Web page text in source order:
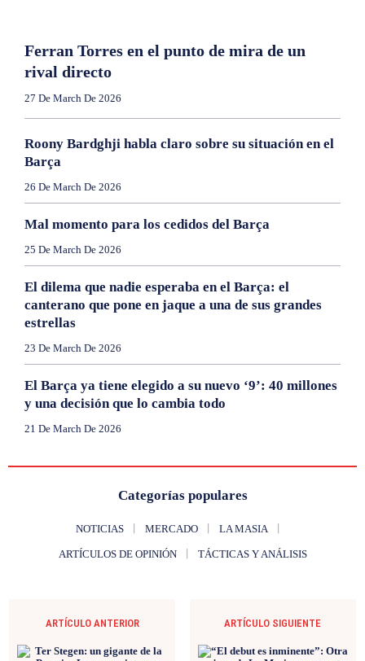
Ferran Torres en el punto de mira de un
rival directo
27 De March De 2026
Roony Bardghji habla claro sobre su situación en el
Barça
26 De March De 2026
Mal momento para los cedidos del Barça
25 De March De 2026
El dilema que nadie esperaba en el Barça: el
canterano que pone en jaque a una de sus grandes
estrellas
23 De March De 2026
El Barça ya tiene elegido a su nuevo ‘9’: 40 millones
y una decisión que lo cambia todo
21 De March De 2026
Categorías populares
NOTICIAS MERCADO LA MASIA
ARTÍCULOS DE OPINIÓN TÁCTICAS Y ANÁLISIS
ARTÍCULO ANTERIOR ARTÍCULO SIGUIENTE